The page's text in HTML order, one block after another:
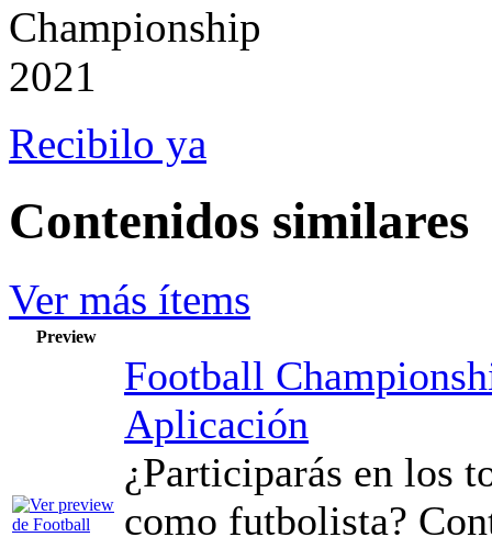
Recibilo ya
Contenidos similares
Ver más ítems
Preview
Football
Aplicación
¿Participarás en los
como futbolista?